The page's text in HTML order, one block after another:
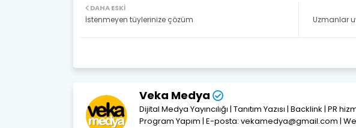
Uzmanlar
DAHA ESKI
İstenmeyen tüylerinize çözüm
Veka Medya
Dijital Medya Yayıncılığı | Tanıtım Yazısı | Backlink | PR
Program Yapım | E-posta: vekamedya@gmail.com |